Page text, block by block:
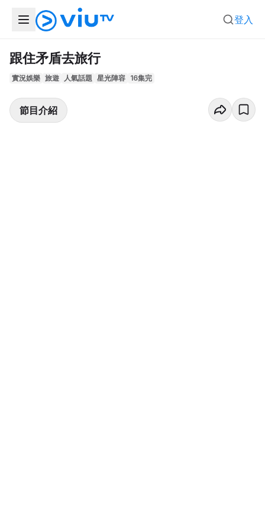
登入
跟住矛盾去旅行
實況娛樂 旅遊 人氣話題 星光陣容 16集完
節目介紹